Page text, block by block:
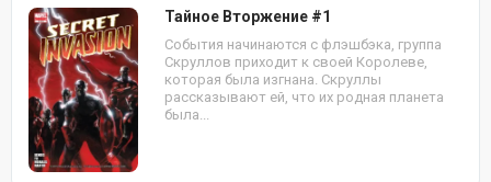
Тайное Вторжение #1
События начинаются с флэшбэка, группа
Скруллов приходит к своей Королеве,
которая была изгнана. Скруллы
рассказывают ей, что их родная планета
была...